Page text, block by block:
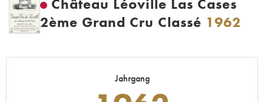
Château Léoville Las Cases
2ème Grand Cru Classé 1962
Jahrgang